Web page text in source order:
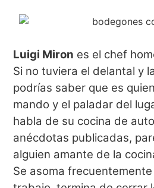
Luigi Miron es el chef
Si no tuviera el delantal y
podrías saber que es
mando y el paladar del
habla de su cocina de
anécdotas publicadas,
alguien amante de la
Se asoma